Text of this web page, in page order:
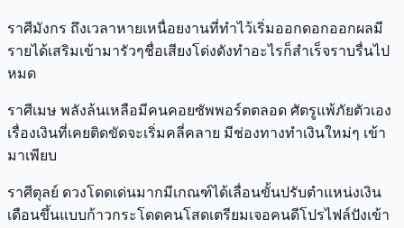
ราศีมังกร ถึงเวลาหายเหนื่อยงานที่ทำไว้เริ่มออกดอกออกผลมี
รายได้เสริมเข้ามารัวๆชื่อเสียงโด่งดังทำอะไรก็สำเร็จราบรื่นไป
หมด
ราศีเมษ พลังล้นเหลือมีคนคอยซัพพอร์ตตลอด ศัตรูแพ้ภัยตัวเอง
เรื่องเงินที่เคยติดขัดจะเริ่มคลี่คลาย มีช่องทางทำเงินใหม่ๆ เข้า
มาเพียบ
ราศีตุลย์ ดวงโดดเด่นมากมีเกณฑ์ได้เลื่อนขั้นปรับตำแหน่งเงิน
เดือนขึ้นแบบก้าวกระโดดคนโสดเตรียมเจอคนดีโปรไฟล์ปังเข้า